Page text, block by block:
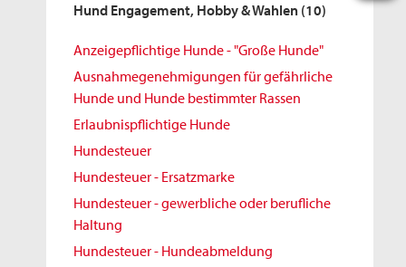
Hund Engagement, Hobby & Wahlen (10)
Anzeigepflichtige Hunde - "Große Hunde"
Ausnahmegenehmigungen für gefährliche
Hunde und Hunde bestimmter Rassen
Erlaubnispflichtige Hunde
Hundesteuer
Hundesteuer - Ersatzmarke
Hundesteuer - gewerbliche oder berufliche
Haltung
Hundesteuer - Hundeabmeldung